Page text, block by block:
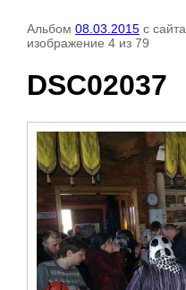
Альбом 08.03.2015 с сайта
изображение 4 из 79
DSC02037